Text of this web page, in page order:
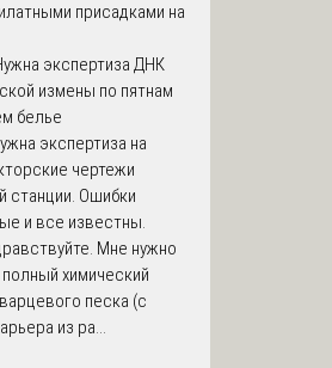
присадками на
экспертиза ДНК
измены по пятнам
белье
экспертиза на
чертежи
станции. Ошибки
и все известны.
Мне нужно
химический
песка (с
из ра...